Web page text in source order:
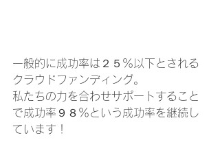
一般的に成功率は２５％以下とされる
クラウドファンディング。
私たちの力を合わせサポートすること
で成功率９８％という成功率を継続し
ています！